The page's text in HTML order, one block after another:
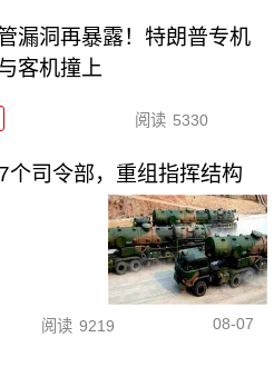
漏洞再暴露！特朗普专机
客机撞上
阅读 5330
个司令部，重组指挥结构
阅读 9219 08-07